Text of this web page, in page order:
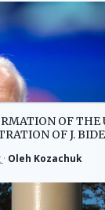
OF THE
OF J.
· Oleh Kozachuk